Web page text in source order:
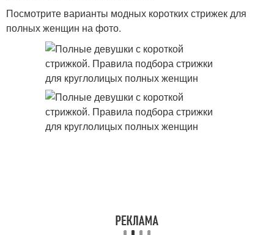
Посмотрите варианты модных коротких стрижек для
полных женщин на фото.